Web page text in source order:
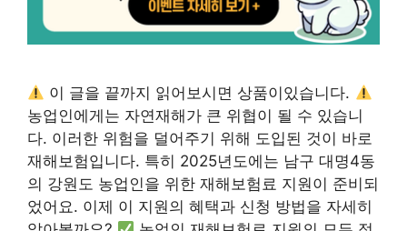
이 글을 끝까지 읽어보시면 상품이있습니다.
농업인에게는 자연재해가 큰 위협이 될 수 있습니
다. 이러한 위험을 덜어주기 위해 도입된 것이 바로
재해보험입니다. 특히 2025년도에는 남구 대명4동
의 강원도 농업인을 위한 재해보험료 지원이 준비되
었어요. 이제 이 지원의 혜택과 신청 방법을 자세히